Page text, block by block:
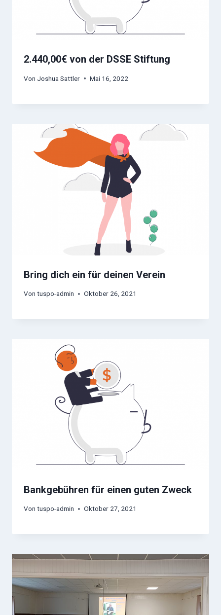
2.440,00€ von der DSSE Stiftung
Von Joshua Sattler Mai 16, 2022
Bring dich ein für deinen Verein
Von tuspo-admin Oktober 26, 2021
Bankgebühren für einen guten Zweck
Von tuspo-admin Oktober 27, 2021